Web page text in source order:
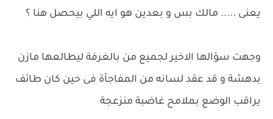
يعنى ..... مالك بس و بعدين هو ايه اللي بيحصل هنا ؟
وجهت سؤالها الاخير لجميع من بالغرفة ليطالعها مازن
بدهشة و قد عقد لسانه من المفاجأة فى حين كان طائف
يراقب الوضع بملامح غاضبة منزعجة